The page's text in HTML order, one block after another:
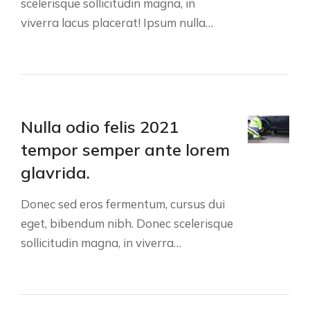
scelerisque sollicitudin magna, in
viverra lacus placerat! Ipsum nulla…
Nulla odio felis 2021
tempor semper ante lorem
glavrida.
Donec sed eros fermentum, cursus dui
eget, bibendum nibh. Donec scelerisque
sollicitudin magna, in viverra…